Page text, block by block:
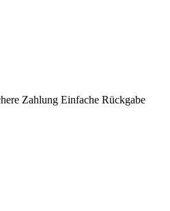
Zahlung Einfache Rückgabe